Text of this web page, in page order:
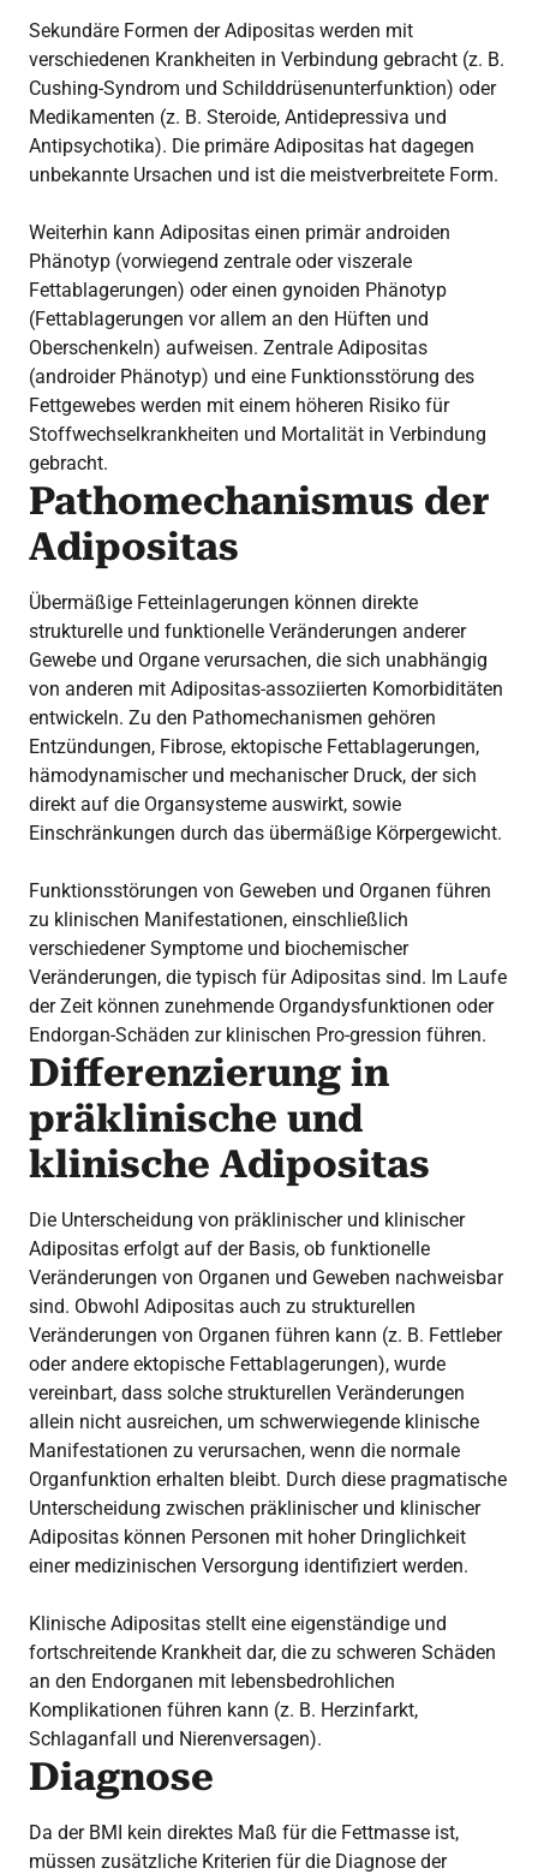
Sekundäre Formen der Adipositas werden mit
verschiedenen Krankheiten in Verbindung gebracht (z. B.
Cushing-Syndrom und Schilddrüsenunterfunktion) oder
Medikamenten (z. B. Steroide, Antidepressiva und
Antipsychotika). Die primäre Adipositas hat dagegen
unbekannte Ursachen und ist die meistverbreitete Form.
Weiterhin kann Adipositas einen primär androiden
Phänotyp (vorwiegend zentrale oder viszerale
Fettablagerungen) oder einen gynoiden Phänotyp
(Fettablagerungen vor allem an den Hüften und
Oberschenkeln) aufweisen. Zentrale Adipositas
(androider Phänotyp) und eine Funktionsstörung des
Fettgewebes werden mit einem höheren Risiko für
Stoffwechselkrankheiten und Mortalität in Verbindung
gebracht.
Pathomechanismus der
Adipositas
Übermäßige Fetteinlagerungen können direkte
strukturelle und funktionelle Veränderungen anderer
Gewebe und Organe verursachen, die sich unabhängig
von anderen mit Adipositas-assoziierten Komorbiditäten
entwickeln. Zu den Pathomechanismen gehören
Entzündungen, Fibrose, ektopische Fettablagerungen,
hämodynamischer und mechanischer Druck, der sich
direkt auf die Organsysteme auswirkt, sowie
Einschränkungen durch das übermäßige Körpergewicht.
Funktionsstörungen von Geweben und Organen führen
zu klinischen Manifestationen, einschließlich
verschiedener Symptome und biochemischer
Veränderungen, die typisch für Adipositas sind. Im Laufe
der Zeit können zunehmende Organdysfunktionen oder
Endorgan-Schäden zur klinischen Pro-gression führen.
Differenzierung in
präklinische und
klinische Adipositas
Die Unterscheidung von präklinischer und klinischer
Adipositas erfolgt auf der Basis, ob funktionelle
Veränderungen von Organen und Geweben nachweisbar
sind. Obwohl Adipositas auch zu strukturellen
Veränderungen von Organen führen kann (z. B. Fettleber
oder andere ektopische Fettablagerungen), wurde
vereinbart, dass solche strukturellen Veränderungen
allein nicht ausreichen, um schwerwiegende klinische
Manifestationen zu verursachen, wenn die normale
Organfunktion erhalten bleibt. Durch diese pragmatische
Unterscheidung zwischen präklinischer und klinischer
Adipositas können Personen mit hoher Dringlichkeit
einer medizinischen Versorgung identifiziert werden.
Klinische Adipositas stellt eine eigenständige und
fortschreitende Krankheit dar, die zu schweren Schäden
an den Endorganen mit lebensbedrohlichen
Komplikationen führen kann (z. B. Herzinfarkt,
Schlaganfall und Nierenversagen).
Diagnose
Da der BMI kein direktes Maß für die Fettmasse ist,
müssen zusätzliche Kriterien für die Diagnose der